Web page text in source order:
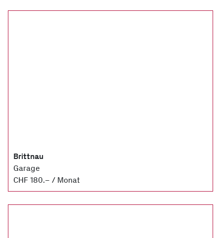
Brittnau
Garage
CHF 180.– / Monat